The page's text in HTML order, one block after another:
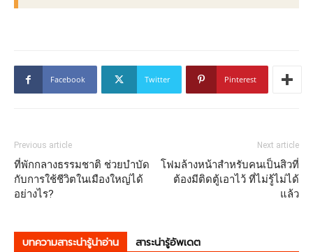
Facebook Twitter Pinterest
Previous article
ที่พักกลางธรรมชาติ ช่วยบำบัด
กับการใช้ชีวิตในเมืองใหญ่ได้
อย่างไร?
Next article
โฟมล้างหน้าสำหรับคนเป็นสิวที่
ต้องมีติดตู้เอาไว้ ที่ไม่รู้ไม่ได้
แล้ว
บทความสาระน่ารู้น่าอ่าน สาระน่ารู้อัพเดต